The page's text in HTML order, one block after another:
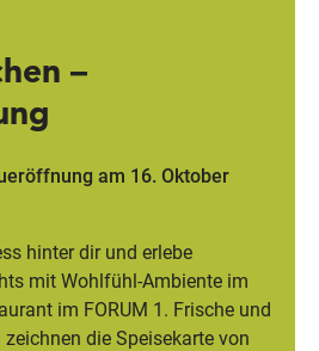
–
am 16. Oktober
hinter dir und erlebe
mit Wohlfühl-Ambiente im
im FORUM 1. Frische und
die Speisekarte von